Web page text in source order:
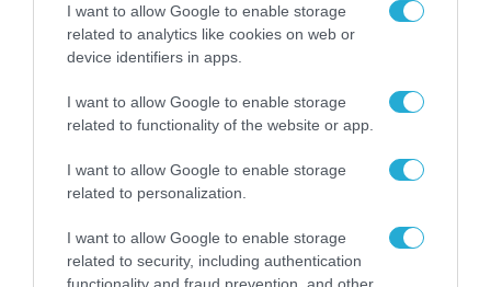
I want to allow Google to enable storage
related to analytics like cookies on web or
device identifiers in apps.
I want to allow Google to enable storage
related to functionality of the website or app.
I want to allow Google to enable storage
related to personalization.
I want to allow Google to enable storage
related to security, including authentication
functionality and fraud prevention, and other
Τεχνητή Νοημοσύνη
δεν είναι απλώς μια
νέα τεχνολογία, είναι
επανάσταση»
31.07.2026
Νέος οδηγός του ΕΚΤ
για τη χρηματοδότηση
των ελληνικών
επιχειρήσεων στον
χώρο της άμυνας
31.07.2026
Η πιο ταξιδιάρικη
βαλίτσα του φετινού